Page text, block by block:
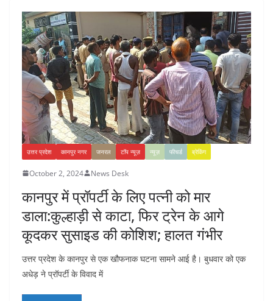
उत्तर प्रदेश कानपुर नगर जनरल टॉप न्यूज़ न्यूज़ फीचर्ड ब्रेकिंग
October 2, 2024 News Desk
कानपुर में प्रॉपर्टी के लिए पत्नी को मार
डाला:कुल्हाड़ी से काटा, फिर ट्रेन के आगे
कूदकर सुसाइड की कोशिश; हालत गंभीर
उत्तर प्रदेश के कानपुर से एक खौफनाक घटना सामने आई है। बुधवार को एक
अधेड़ ने प्रॉपर्टी के विवाद में